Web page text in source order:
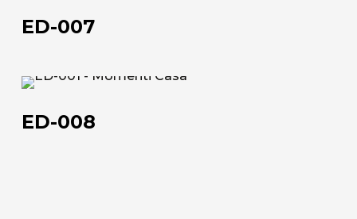
ED-007
ED-
ED-008
+39 0543 922982